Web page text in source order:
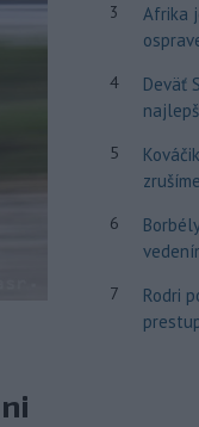
3
Afrika
4
Deväť
5
6
7
Rodri